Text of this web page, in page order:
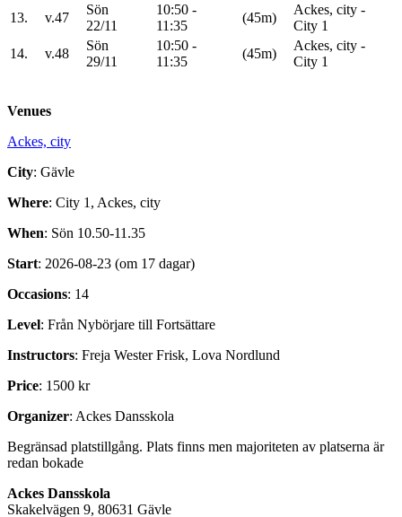
13.
v.47
Sön
22/11
10:50 -
11:35
(45m)
Ackes, city -
City 1
14.
v.48
Sön
29/11
10:50 -
11:35
(45m)
Ackes, city -
City 1
Venues
Ackes, city
City: Gävle
Where: City 1, Ackes, city
When: Sön 10.50-11.35
Start: 2026-08-23 (om 17 dagar)
Occasions: 14
Level: Från Nybörjare till Fortsättare
Instructors: Freja Wester Frisk, Lova Nordlund
Price: 1500 kr
Organizer: Ackes Dansskola
Begränsad platstillgång. Plats finns men majoriteten av platserna är
redan bokade
Ackes Dansskola
Skakelvägen 9, 80631 Gävle